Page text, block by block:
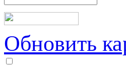
Обновить